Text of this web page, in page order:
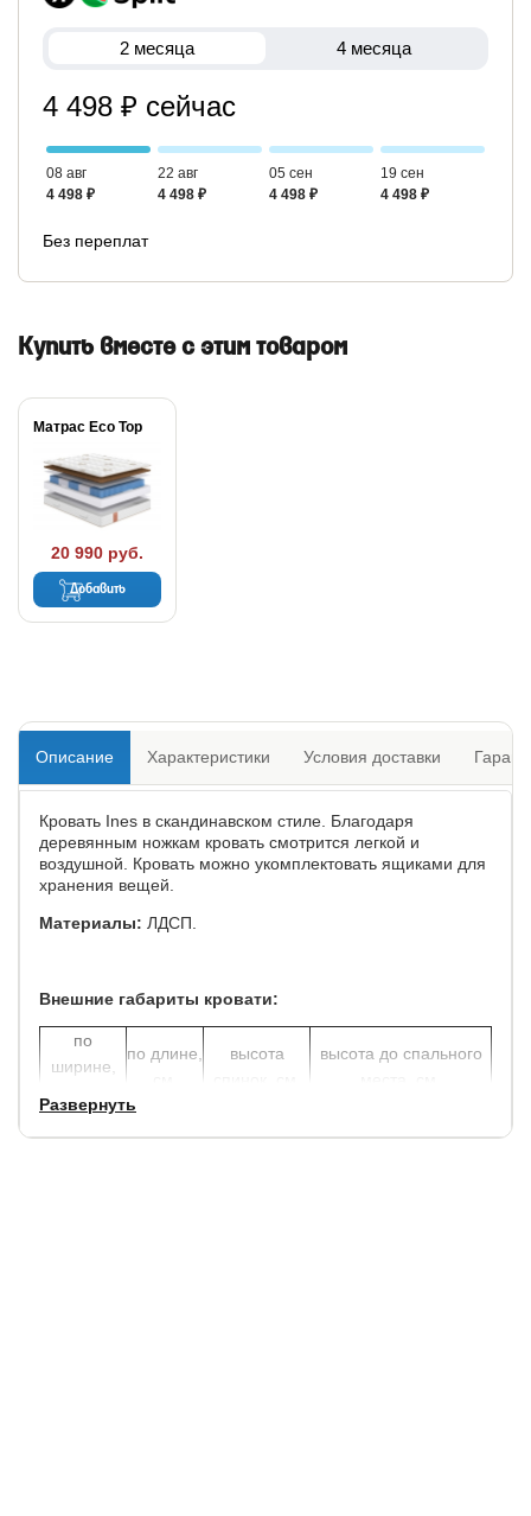
2 месяца 4 месяца
4 498 ₽ сейчас
08 авг
4 498 ₽
22 авг
4 498 ₽
05 сен
4 498 ₽
19 сен
4 498 ₽
Без переплат
Купить вместе с этим товаром
Матрас Eco Top
20 990 руб.
Добавить
Описание Характеристики Условия доставки
Кровать Ines в скандинавском стиле. Благодаря
деревянным ножкам кровать смотрится легкой и
воздушной. Кровать можно укомплектовать ящиками для
хранения вещей.
Материалы: ЛДСП.
Внешние габариты кровати:
по
ширине,
по длине,
высота
высота до спального
+ 3
Развернуть